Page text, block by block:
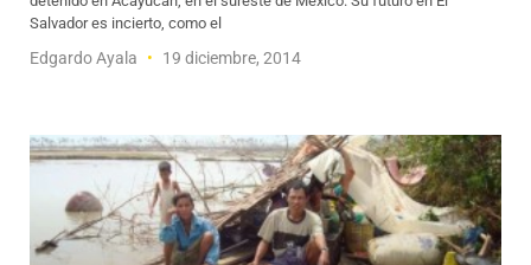
Salvador es incierto, como el
Edgardo Ayala 19 diciembre, 2014